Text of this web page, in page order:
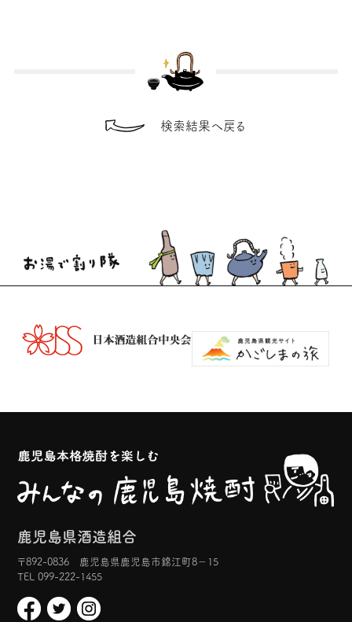
検索結果へ戻る
鹿児島県酒造組合
〒892-0836 鹿児島県鹿児島市錦江町8−15
TEL 099-222-1455